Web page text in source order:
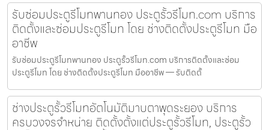
รับซ่อมประตูรีโมทพานทอง ประตูรั้วรีโมท.com บริการ
ติดตั้งและซ่อมประตูรีโมท โดย ช่างติดตั้งประตูรีโมท มือ
อาชีพ
รับซ่อมประตูรีโมทพานทอง ประตูรั้วรีโมท.com บริการติดตั้งและซ่อม
ประตูรีโมท โดย ช่างติดตั้งประตูรีโมท มืออาชีพ — รับติดตั้
ช่างประตูรั้วรีโมทอัตโนมัติมาบตาพุดระยอง บริการ
ครบวงจรจำหน่าย ติดตั้งตั้งแต่ประตูรั้วรีโมท, ประตูรั้ว